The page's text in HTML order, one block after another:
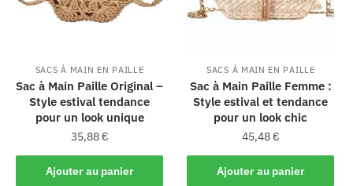
SACS À MAIN EN PAILLE
Sac à Main Paille Original –
Style estival tendance
pour un look unique
35,88€
Ajouter au panier
SACS À MAIN EN PAILLE
Sac à Main Paille Femme :
Style estival et tendance
pour un look chic
45,48€
Ajouter au panier